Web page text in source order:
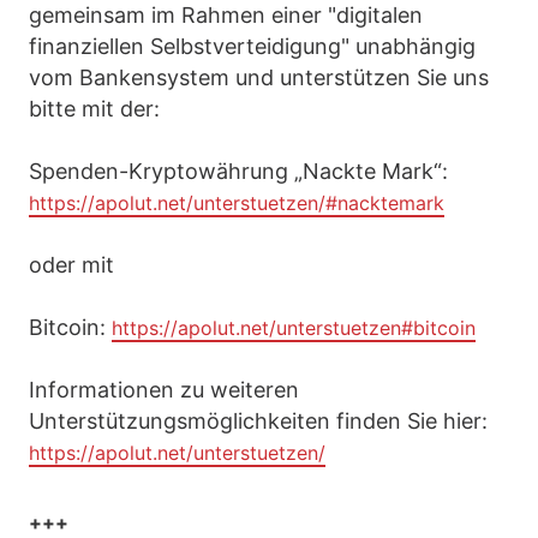
gemeinsam im Rahmen einer "digitalen
finanziellen Selbstverteidigung" unabhängig
vom Bankensystem und unterstützen Sie uns
bitte mit der:
Spenden-Kryptowährung „Nackte Mark“:
https://apolut.net/unterstuetzen/#nacktemark
oder mit
Bitcoin: https://apolut.net/unterstuetzen#bitcoin
Informationen zu weiteren
Unterstützungsmöglichkeiten finden Sie hier:
https://apolut.net/unterstuetzen/
+++